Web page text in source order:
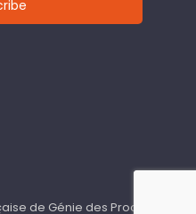
de Génie des Procédés